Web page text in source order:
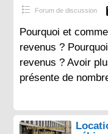
Forum de discussion
Pourquoi et
revenus ?
revenus ? Avoir
présente de